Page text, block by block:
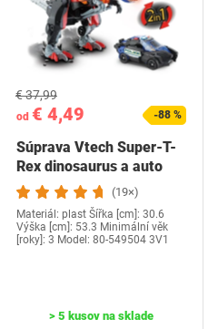
od € 4,49
€ 37,99
-88 %
Súprava Vtech Super-T-
Rex dinosaurus a auto
(19×)
Materiál: plast Šířka [cm]: 30.6
Výška [cm]: 53.3 Minimální věk
[roky]: 3 Model: ‎80-549504 3V1
> 5 kusov na sklade